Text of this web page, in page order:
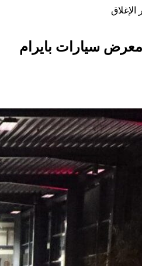
سيارات بايرام